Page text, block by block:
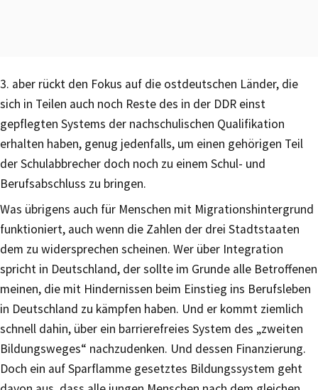
3. aber rückt den Fokus auf die ostdeutschen Länder, die
sich in Teilen auch noch Reste des in der DDR einst
gepflegten Systems der nachschulischen Qualifikation
erhalten haben, genug jedenfalls, um einen gehörigen Teil
der Schulabbrecher doch noch zu einem Schul- und
Berufsabschluss zu bringen.
Was übrigens auch für Menschen mit Migrationshintergrund
funktioniert, auch wenn die Zahlen der drei Stadtstaaten
dem zu widersprechen scheinen. Wer über Integration
spricht in Deutschland, der sollte im Grunde alle Betroffenen
meinen, die mit Hindernissen beim Einstieg ins Berufsleben
in Deutschland zu kämpfen haben. Und er kommt ziemlich
schnell dahin, über ein barrierefreies System des „zweiten
Bildungsweges“ nachzudenken. Und dessen Finanzierung.
Doch ein auf Sparflamme gesetztes Bildungssystem geht